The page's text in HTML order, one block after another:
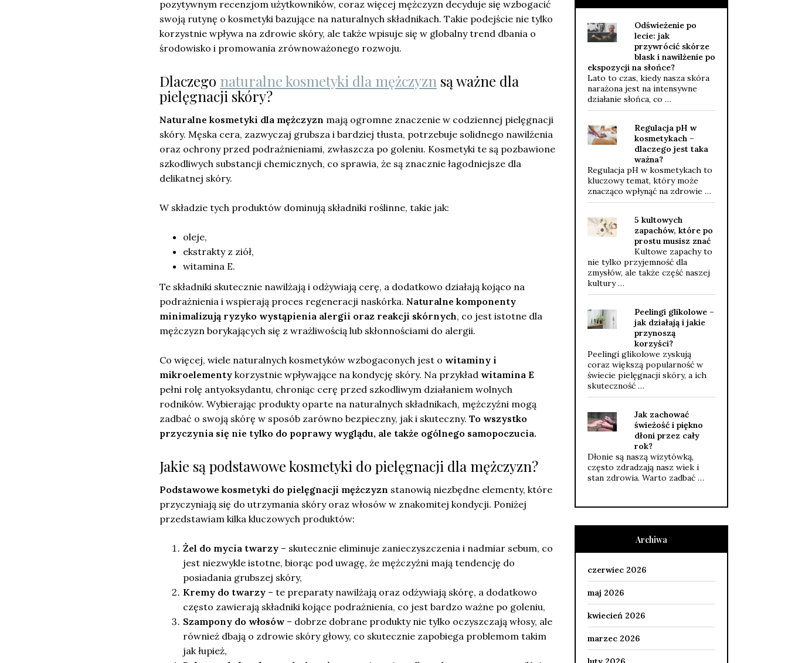
pozytywnym recenzjom użytkowników, coraz więcej mężczyzn decyduje się wzbogacić
swoją rutynę o kosmetyki bazujące na naturalnych składnikach. Takie podejście nie tylko
korzystnie wpływa na zdrowie skóry, ale także wpisuje się w globalny trend dbania o
środowisko i promowania zrównoważonego rozwoju.
Dlaczego naturalne kosmetyki dla mężczyzn są ważne dla
pielęgnacji skóry?
Naturalne kosmetyki dla mężczyzn mają ogromne znaczenie w codziennej pielęgnacji
skóry. Męska cera, zazwyczaj grubsza i bardziej tłusta, potrzebuje solidnego nawilżenia
oraz ochrony przed podrażnieniami, zwłaszcza po goleniu. Kosmetyki te są pozbawione
szkodliwych substancji chemicznych, co sprawia, że są znacznie łagodniejsze dla
delikatnej skóry.
W składzie tych produktów dominują składniki roślinne, takie jak:
oleje,
ekstrakty z ziół,
witamina E.
Te składniki skutecznie nawilżają i odżywiają cerę, a dodatkowo działają kojąco na
podrażnienia i wspierają proces regeneracji naskórka. Naturalne komponenty
minimalizują ryzyko wystąpienia alergii oraz reakcji skórnych, co jest istotne dla
mężczyzn borykających się z wrażliwością lub skłonnościami do alergii.
Co więcej, wiele naturalnych kosmetyków wzbogaconych jest o witaminy i
mikroelementy korzystnie wpływające na kondycję skóry. Na przykład witamina E
pełni rolę antyoksydantu, chroniąc cerę przed szkodliwym działaniem wolnych
rodników. Wybierając produkty oparte na naturalnych składnikach, mężczyźni mogą
zadbać o swoją skórę w sposób zarówno bezpieczny, jak i skuteczny. To wszystko
przyczynia się nie tylko do poprawy wyglądu, ale także ogólnego samopoczucia.
Jakie są podstawowe kosmetyki do pielęgnacji dla mężczyzn?
Podstawowe kosmetyki do pielęgnacji mężczyzn stanowią niezbędne elementy, które
przyczyniają się do utrzymania skóry oraz włosów w znakomitej kondycji. Poniżej
przedstawiam kilka kluczowych produktów:
Żel do mycia twarzy – skutecznie eliminuje zanieczyszczenia i nadmiar sebum, co
jest niezwykle istotne, biorąc pod uwagę, że mężczyźni mają tendencję do
posiadania grubszej skóry,
Kremy do twarzy – te preparaty nawilżają oraz odżywiają skórę, a dodatkowo
często zawierają składniki kojące podrażnienia, co jest bardzo ważne po goleniu,
Szampony do włosów – dobrze dobrane produkty nie tylko oczyszczają włosy, ale
również dbają o zdrowie skóry głowy, co skutecznie zapobiega problemom takim
jak łupież,
Odświeżenie po
lecie: jak
przywrócić skórze
blask i nawilżenie po
ekspozycji na słońce?
Lato to czas, kiedy nasza skóra
narażona jest na intensywne
działanie słońca, co …
Regulacja pH w
kosmetykach –
dlaczego jest taka
ważna?
Regulacja pH w kosmetykach to
kluczowy temat, który może
znacząco wpłynąć na zdrowie …
5 kultowych
zapachów, które po
prostu musisz znać
Kultowe zapachy to
nie tylko przyjemność dla
zmysłów, ale także część naszej
kultury …
Peelingi glikolowe –
jak działają i jakie
przynoszą
korzyści?
Peelingi glikolowe zyskują
coraz większą popularność w
świecie pielęgnacji skóry, a ich
skuteczność …
Jak zachować
świeżość i piękno
dłoni przez cały
rok?
Dłonie są naszą wizytówką,
często zdradzają nasz wiek i
stan zdrowia. Warto zadbać …
Archiwa
czerwiec 2026
maj 2026
kwiecień 2026
marzec 2026